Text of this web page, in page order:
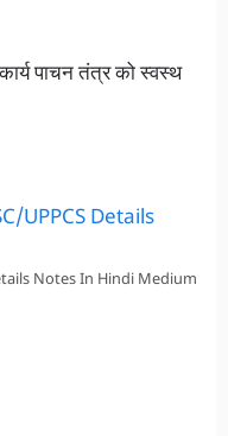
पाचन तंत्र को स्वस्थ
Notes In Hindi Medium